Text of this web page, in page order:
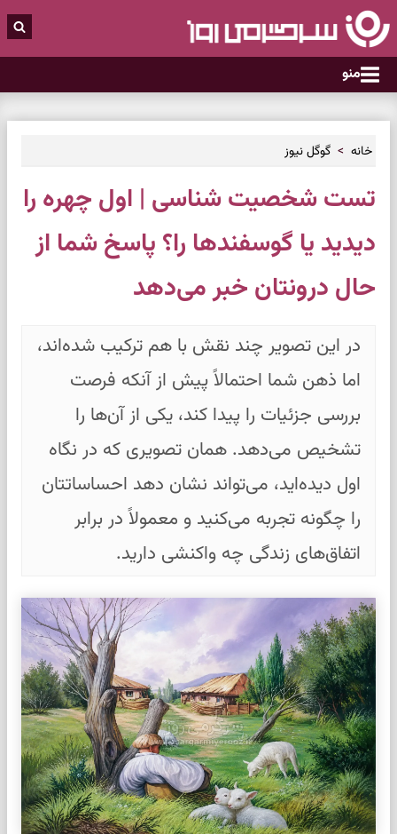
منو
خانه گوگل نیوز
تست شخصیت شناسی | اول چهره را
دیدید یا گوسفندها را؟ پاسخ شما از
حال درونتان خبر می‌دهد
در این تصویر چند نقش با هم ترکیب شده‌اند،
اما ذهن شما احتمالاً پیش از آنکه فرصت
بررسی جزئیات را پیدا کند، یکی از آن‌ها را
تشخیص می‌دهد. همان تصویری که در نگاه
اول دیده‌اید، می‌تواند نشان دهد احساساتتان
را چگونه تجربه می‌کنید و معمولاً در برابر
اتفاق‌های زندگی چه واکنشی دارید.